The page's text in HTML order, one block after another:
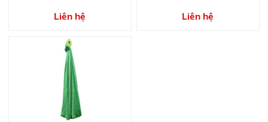
Liên hệ Liên hệ